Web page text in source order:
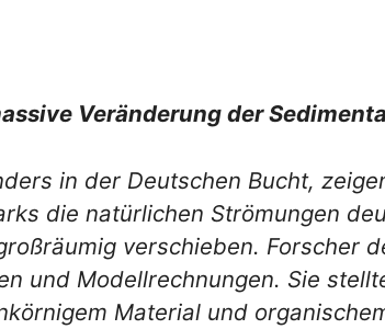
Veränderung der
in der Deutschen Bucht,
die natürlichen Strömungen
verschieben. Forscher
und Modellrechnungen. Sie
Material und